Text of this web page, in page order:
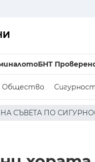
БНТ
Общество
ДРОН Е НАХЛУЛ